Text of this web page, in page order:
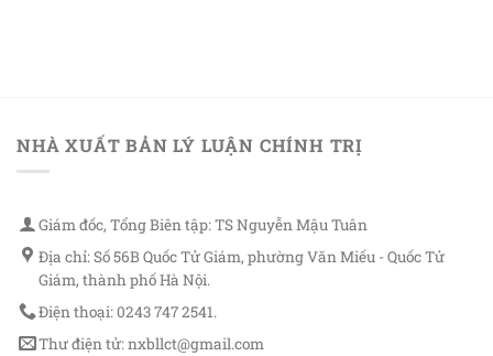
NHÀ XUẤT BẢN LÝ LUẬN CHÍNH TRỊ
Giám đốc, Tổng Biên tập: TS Nguyễn Mậu Tuân
Địa chỉ: Số 56B Quốc Tử Giám, phường Văn Miếu - Quốc Tử
Giám, thành phố Hà Nội.
Điện thoại: 0243 747 2541.
Thư điện tử: nxbllct@gmail.com